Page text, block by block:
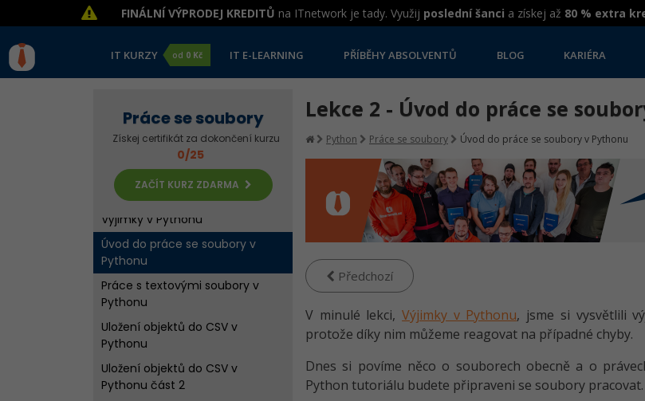
FINÁLNÍ VÝPRODEJ KREDITŮ na ITnetwork je tady. Využij poslední šanci a získej až 80 % extra
IT KURZY od 0 Kč IT E-LEARNING PŘÍBĚHY ABSOLVENTŮ BLOG KARIÉRA
Práce se soubory
Získej certifikát za dokončení kurzu
0/25
ZAČÍT KURZ ZDARMA
Výjimky v Pythonu
Úvod do práce se soubory v
Pythonu
Práce s textovými soubory v
Pythonu
Uložení objektů do CSV v
Pythonu
Uložení objektů do CSV v
Pythonu část 2
Lekce 2 - Úvod do práce se
Python Práce se soubory Úvod do práce se soubory v Pythonu
Předchozí
V minulé lekci,Výjimky v Pythonu, jsme si vysvětlili
protože díky nim můžeme reagovat na případné chyby.
Dnes si povíme něco o souborech obecně a o
Python tutoriálu budete připraveni se soubory pracovat.